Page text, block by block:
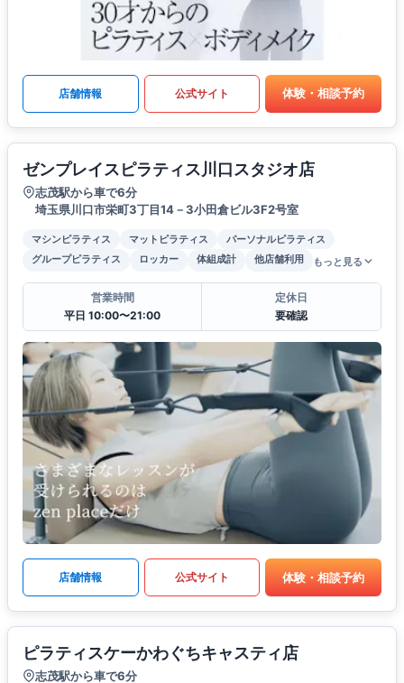
店舗情報 公式サイト 体験・相談予約
ゼンプレイスピラティス川口スタジオ店
志茂駅から車で6分
埼玉県川口市栄町3丁目14－3小田倉ビル3F2号室
マシンピラティス マットピラティス
パーソナルピラティス
グループピラティス
ロッカー 体組成計 他店舗利用 もっと見る
営業時間
平日 10:00〜21:00
定休日
要確認
店舗情報 公式サイト 体験・相談予約
ピラティスケーかわぐちキャスティ店
志茂駅から車で6分